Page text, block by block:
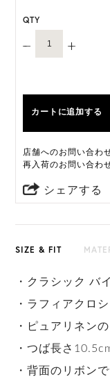
QTY
カートに追加する
店舗へのお問い合わ
再入荷のお問い合わ
シェアする
SIZE & FIT
・クラシック バ
・ラフィアクロ
・ピュアリネン
・つば長さ
・背面のリボン